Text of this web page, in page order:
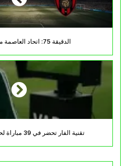
الدقيقة 75: اتحاد العاصمة متقدم على اولمبي الشلف
تقنية الفار تحضر في 39 مباراة لحد الآن في المحترف الأول